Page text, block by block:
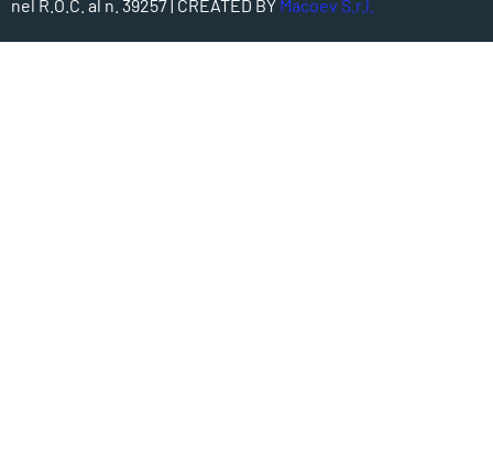
nel R.O.C. al n. 39257 | CREATED BY Macoev S.r.l.